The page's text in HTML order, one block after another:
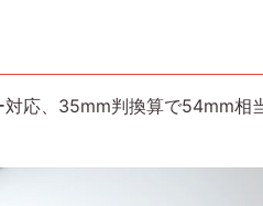
応、35mm判換算で54mm相